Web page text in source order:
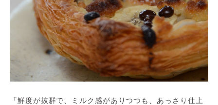
「鮮度が抜群で、ミルク感がありつつも、あっさり仕上